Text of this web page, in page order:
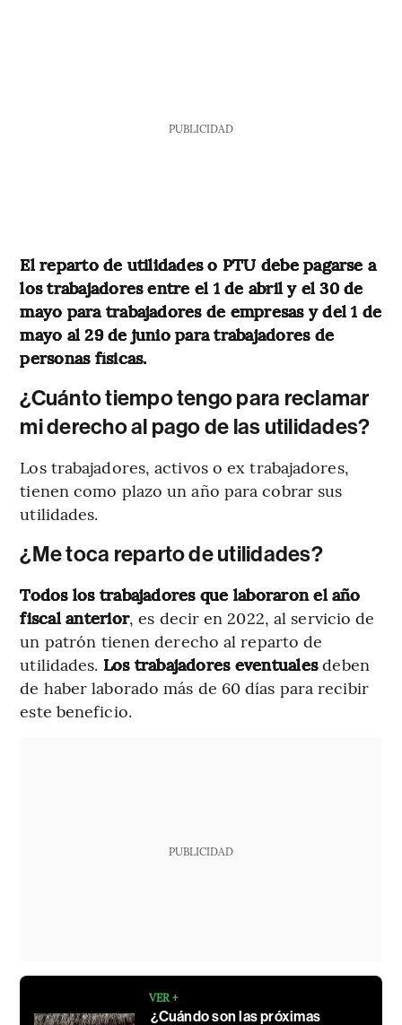
PUBLICIDAD
El reparto de utilidades o PTU debe pagarse a
los trabajadores entre el 1 de abril y el 30 de
mayo para trabajadores de empresas y del 1 de
mayo al 29 de junio para trabajadores de
personas físicas.
¿Cuánto tiempo tengo para reclamar
mi derecho al pago de las utilidades?
Los trabajadores, activos o ex trabajadores,
tienen como plazo un año para cobrar sus
utilidades.
¿Me toca reparto de utilidades?
Todos los trabajadores que laboraron el año
fiscal anterior, es decir en 2022, al servicio de
un patrón tienen derecho al reparto de
utilidades. Los trabajadores eventualesdeben
de haber laborado más de 60 días para recibir
este beneficio.
PUBLICIDAD
VER +
¿Cuándo son las próximas